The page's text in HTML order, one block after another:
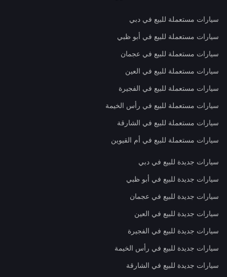
سيارات مستعملة للبيع في دبي
سيارات مستعملة للبيع في أبو ظبي
سيارات مستعملة للبيع في عجمان
سيارات مستعملة للبيع في العين
سيارات مستعملة للبيع في الفجيرة
سيارات مستعملة للبيع في رأس الخيمة
سيارات مستعملة للبيع في الشارقة
سيارات مستعملة للبيع في أم القيوين
سيارات جديدة للبيع في دبي
سيارات جديدة للبيع في أبو ظبي
سيارات جديدة للبيع في عجمان
سيارات جديدة للبيع في العين
سيارات جديدة للبيع في الفجيرة
سيارات جديدة للبيع في رأس الخيمة
سيارات جديدة للبيع في الشارقة